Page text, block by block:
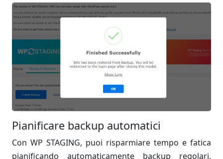
Pianificare backup automatici
Con WP STAGING, puoi risparmiare tempo e fatica
pianificando automaticamente backup regolari.